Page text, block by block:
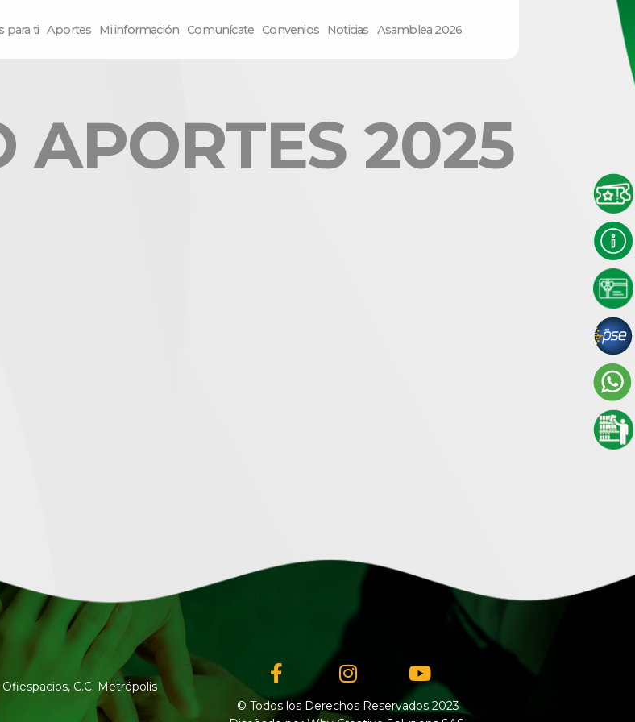
para ti Aportes Mi información Comunícate Convenios Noticias Asamblea 2026
APORTES 2025
C.C. Metrópolis
Facebook-
f
InstagramYoutube
© Todos los Derechos Reservados 2023